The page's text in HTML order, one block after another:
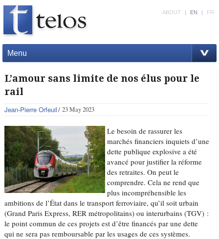
Menu
ABOUT | EN | FR
L’amour sans limite de nos élus pour le
rail
Jean-Pierre Orfeuil 23 May 2023
Le besoin de rassurer les
marchés financiers inquiets d’une
dette publique explosive a été
avancé pour justifier la réforme
des retraites. On peut le
comprendre. Cela ne rend que
plus incompréhensible les
ambitions de l’État dans le transport ferroviaire, qu’il soit urbain
(Grand Paris Express, RER métropolitains) ou interurbains (TGV) :
le point commun de ces projets est d’être financés par une dette
qui ne sera pas remboursable par les usages de ces systèmes.